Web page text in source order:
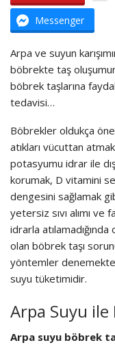
Messenger
Arpa ve suyun
böbrekte taş
böbrek taşlarına
tedavisi…
Böbrekler oldukça
atıkları vücuttan
potasyumu idrar ile
korumak, D vitamini
dengesini sağlamak
yetersiz sıvı alımı ve
idrarla
olan böbrek taşı
yöntemler
suyu tüketimidir.
Arpa Suyu ile
Arpa suyu böbrek